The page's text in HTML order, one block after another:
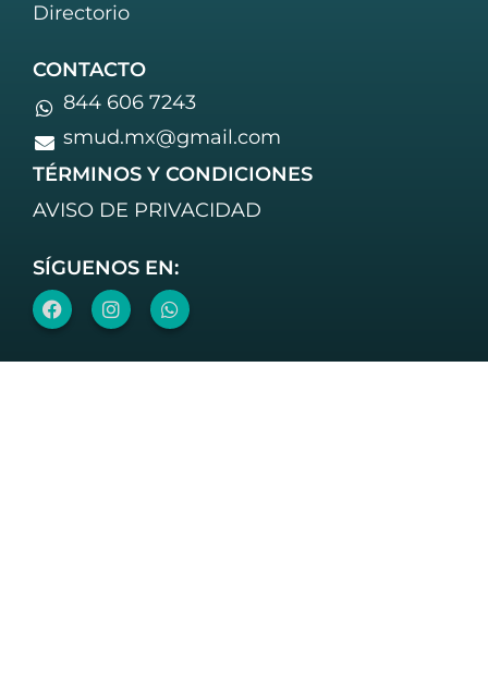
Directorio
CONTACTO
844 606 7243
smud.mx@gmail.com
TÉRMINOS Y CONDICIONES
AVISO DE PRIVACIDAD
SÍGUENOS EN: